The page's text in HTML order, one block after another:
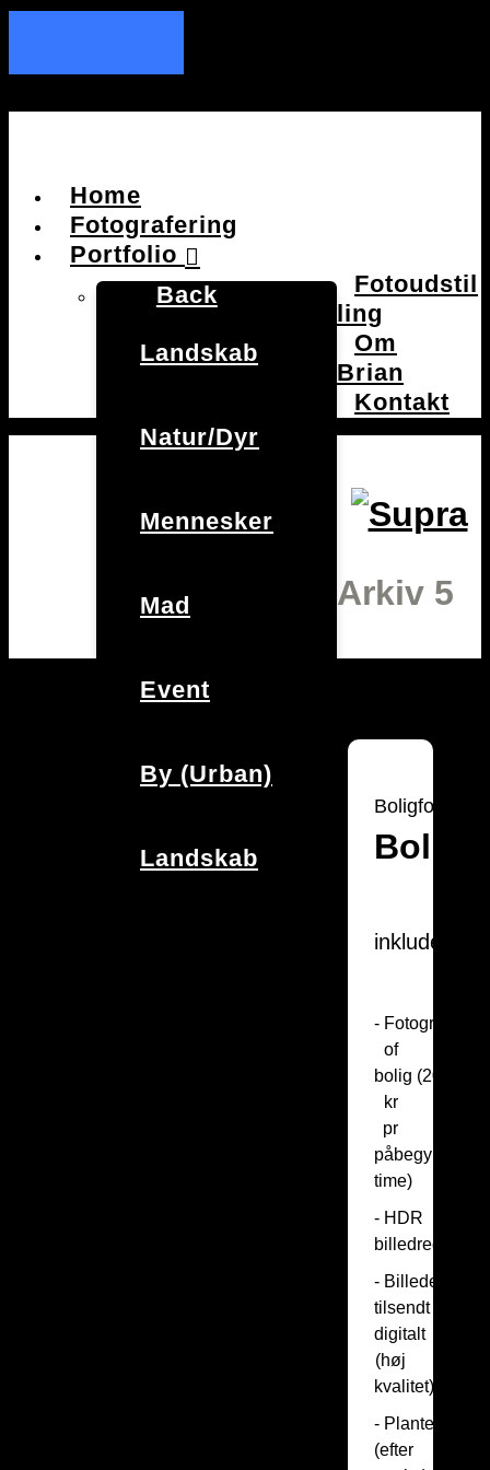
Home
Fotografering
Portfolio
Back
Landskab
Natur/Dyr
Mennesker
Mad
Event
By (Urban)
Landskab
Fotoudstil
ling
Om
Brian
Kontakt
Arkiv 5
Bolig
inkluderer:
- Fotografering
of
bolig (200
kr
pr
påbegyndt
time)
- HDR
- Billeder
tilsendt
digitalt
(høj
kvalitet)
- Plantegning
(efter